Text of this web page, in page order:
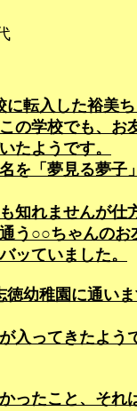
校 時代
転入した裕美
の学校でも、
たようです。
を「夢見る夢
知れませんが仕
う○○ちゃんの
ッていました。
幼稚園に通い
入ってきたよ
ったこと、そ